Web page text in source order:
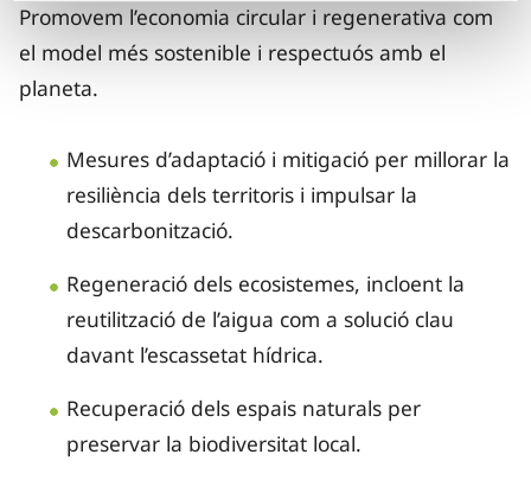
Promovem l’economia circular i regenerativa com
el model més sostenible i respectuós amb el
planeta.
Mesures d’adaptació i mitigació per millorar la
resiliència dels territoris i impulsar la
descarbonització.
Regeneració dels ecosistemes, incloent la
reutilització de l’aigua com a solució clau
davant l’escassetat hídrica.
Recuperació dels espais naturals per
preservar la biodiversitat local.